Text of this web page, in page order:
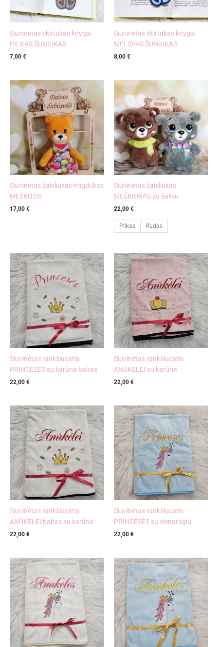
Siuvinėtas skirtukas knygai
PILKAS ŠUNIUKAS
7,00 €
Siuvinėtas skirtukas knygai
MELSVAS ŠUNIUKAS
8,00 €
Siuvinėtas žaisliukas-migdukas
MEŠKUTIS
17,00 €
Siuvinėtas žaisliukas
MEŠKIUKAS su šaliku
22,00 €
Pilkas Rudas
Siuvinėtas rankšluostis
PRINCESĖS su karūna baltas
22,00 €
Siuvinėtas rankšluostis
ANŪKĖLEI su karūna
22,00 €
Siuvinėtas rankšluostis
ANŪKĖLEI baltas su karūna
22,00 €
Siuvinėtas rankšluostis
PRINCESĖS su vienaragiu
22,00 €